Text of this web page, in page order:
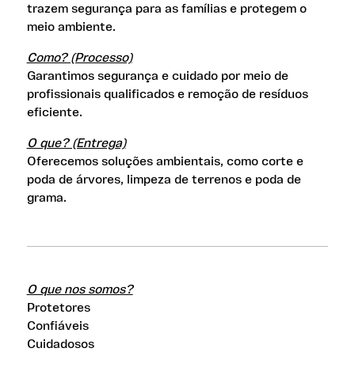
trazem segurança para as famílias e protegem o
meio ambiente.
Como? (Processo)
Garantimos segurança e cuidado por meio de
profissionais qualificados e remoção de resíduos
eficiente.
O que? (Entrega)
Oferecemos soluções ambientais, como corte e
poda de árvores, limpeza de terrenos e poda de
grama.
O que nos somos?
Protetores
Confiáveis
Cuidadosos